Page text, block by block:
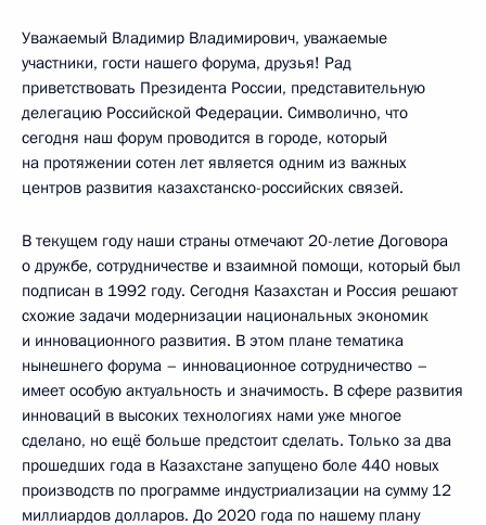
Уважаемый Владимир Владимирович, уважаемые
участники, гости нашего форума, друзья! Рад
приветствовать Президента России, представительную
делегацию Российской Федерации. Символично, что
сегодня наш форум проводится в городе, который
на протяжении сотен лет является одним из важных
центров развития казахстанско-российских связей.
В текущем году наши страны отмечают 20-летие Договора
о дружбе, сотрудничестве и взаимной помощи, который был
подписан в 1992 году. Сегодня Казахстан и Россия решают
схожие задачи модернизации национальных экономик
и инновационного развития. В этом плане тематика
нынешнего форума – инновационное сотрудничество –
имеет особую актуальность и значимость. В сфере развития
инноваций в высоких технологиях нами уже многое
сделано, но ещё больше предстоит сделать. Только за два
прошедших года в Казахстане запущено боле 440 новых
производств по программе индустриализации на сумму 12
миллиардов долларов. До 2020 года по нашему плану